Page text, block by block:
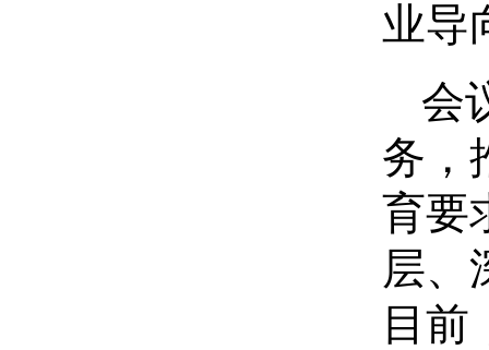
业导
会
务，
育要
层、
目前